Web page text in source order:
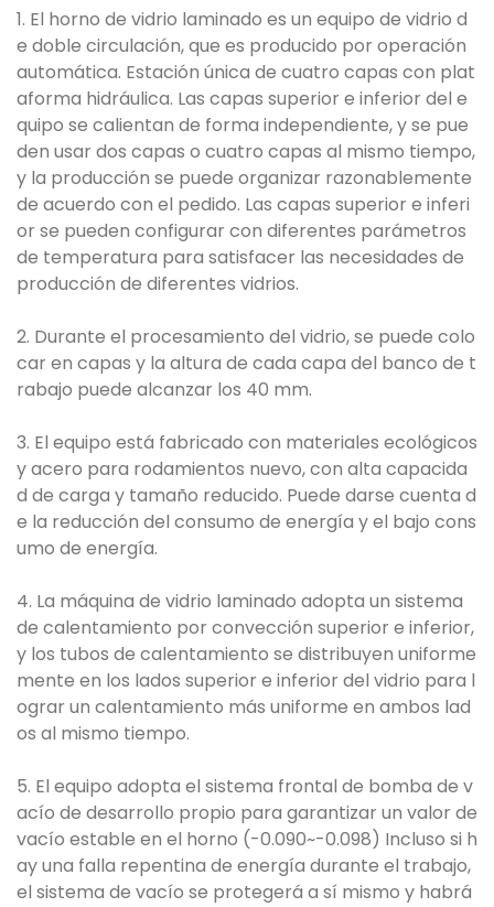
1. El horno de vidrio laminado es un equipo de vidrio d
e doble circulación, que es producido por operación
automática. Estación única de cuatro capas con plat
aforma hidráulica. Las capas superior e inferior del e
quipo se calientan de forma independiente, y se pue
den usar dos capas o cuatro capas al mismo tiempo,
y la producción se puede organizar razonablemente
de acuerdo con el pedido. Las capas superior e inferi
or se pueden configurar con diferentes parámetros
de temperatura para satisfacer las necesidades de
producción de diferentes vidrios.
2. Durante el procesamiento del vidrio, se puede colo
car en capas y la altura de cada capa del banco de t
rabajo puede alcanzar los 40 mm.
3. El equipo está fabricado con materiales ecológicos
y acero para rodamientos nuevo, con alta capacida
d de carga y tamaño reducido. Puede darse cuenta d
e la reducción del consumo de energía y el bajo cons
umo de energía.
4. La máquina de vidrio laminado adopta un sistema
de calentamiento por convección superior e inferior,
y los tubos de calentamiento se distribuyen uniforme
mente en los lados superior e inferior del vidrio para l
ograr un calentamiento más uniforme en ambos lad
os al mismo tiempo.
5. El equipo adopta el sistema frontal de bomba de v
acío de desarrollo propio para garantizar un valor de
vacío estable en el horno (-0.090~-0.098) Incluso si h
ay una falla repentina de energía durante el trabajo,
el sistema de vacío se protegerá a sí mismo y habrá